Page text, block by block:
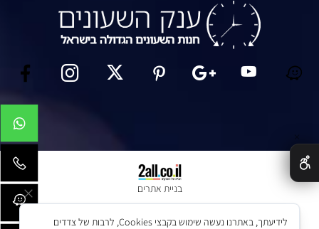
בניית אתרים
לידיעתך, באתרנו נעשה שימוש בקבצי Cookies, לרבות של צדדים